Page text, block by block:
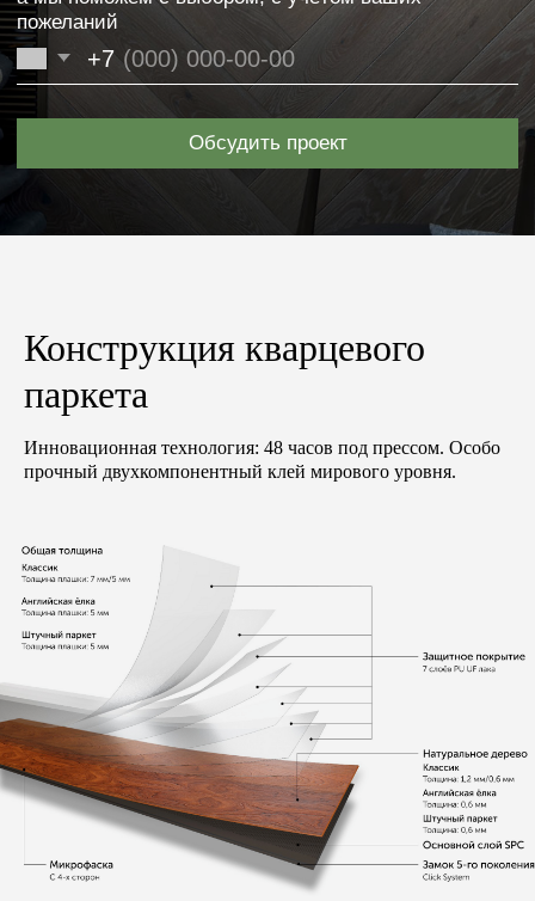
Конструкция кварцевого
паркета
Инновационная технология: 48 часов под прессом. Особо
прочный двухкомпонентный клей мирового уровня.
Основа: влагостойкий МДФ
Основа: влагостойкий МДФ
Толщина: 12 мм
Высота: 68 мм
Длина: 2400 мм
Цвет: RAL 9003
Длина: 2500 мм
Цвет: Alyvuota
Верх: дубовый шпон,
брашированный
Верх: дубовый шпон, гладкий
Основа: влагостойкий МДФ